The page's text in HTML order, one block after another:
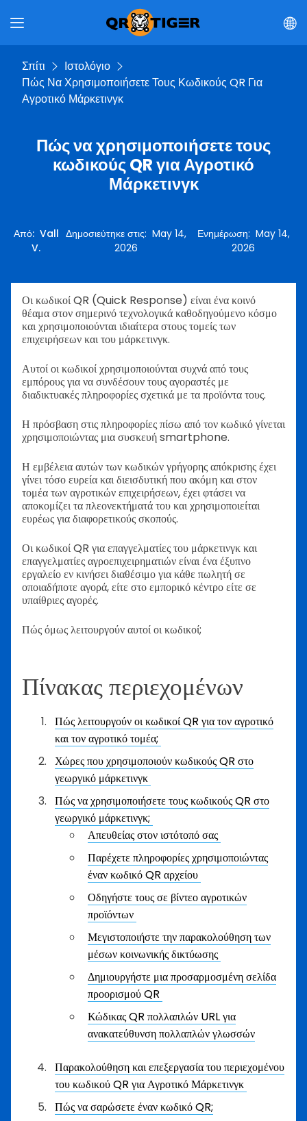
Σπίτι
Ιστολόγιο
Πώς Να Χρησιμοποιήσετε Τους Κωδικούς QR Για
Αγροτικό Μάρκετινγκ
Πώς να χρησιμοποιήσετε τους
κωδικούς QR για Αγροτικό
Μάρκετινγκ
Από: Vall
V.
Δημοσιεύτηκε στις:May 14,
2026
Ενημέρωση: May 14,
2026
Οι κωδικοί QR (Quick Response) είναι ένα κοινό
θέαμα στον σημερινό τεχνολογικά καθοδηγούμενο κόσμο
και χρησιμοποιούνται ιδιαίτερα στους τομείς των
επιχειρήσεων και του μάρκετινγκ.
Αυτοί οι κωδικοί χρησιμοποιούνται συχνά από τους
εμπόρους για να συνδέσουν τους αγοραστές με
διαδικτυακές πληροφορίες σχετικά με τα προϊόντα τους.
Η πρόσβαση στις πληροφορίες πίσω από τον κωδικό γίνεται
χρησιμοποιώντας μια συσκευή smartphone.
Η εμβέλεια αυτών των κωδικών γρήγορης απόκρισης έχει
γίνει τόσο ευρεία και διεισδυτική που ακόμη και στον
τομέα των αγροτικών επιχειρήσεων, έχει φτάσει να
αποκομίζει τα πλεονεκτήματά του και χρησιμοποιείται
ευρέως για διαφορετικούς σκοπούς.
Οι κωδικοί QR για επαγγελματίες του μάρκετινγκ και
επαγγελματίες αγροεπιχειρηματιών είναι ένα έξυπνο
εργαλείο εν κινήσει διαθέσιμο για κάθε πωλητή σε
οποιαδήποτε αγορά, είτε στο εμπορικό κέντρο είτε σε
υπαίθριες αγορές.
Πώς όμως λειτουργούν αυτοί οι κωδικοί;
Πίνακας περιεχομένων
Πώς λειτουργούν οι κωδικοί QR για τον αγροτικό
και τον αγροτικό τομέα;
Χώρες που χρησιμοποιούν κωδικούς QR στο
γεωργικό μάρκετινγκ
Πώς να χρησιμοποιήσετε τους κωδικούς QR στο
γεωργικό μάρκετινγκ;
Απευθείας στον ιστότοπό σας
Παρέχετε πληροφορίες χρησιμοποιώντας
έναν κωδικό QR αρχείου
Οδηγήστε τους σε βίντεο αγροτικών
προϊόντων
Μεγιστοποιήστε την παρακολούθηση των
μέσων κοινωνικής δικτύωσης
Δημιουργήστε μια προσαρμοσμένη σελίδα
προορισμού QR
Κώδικας QR πολλαπλών URL για
ανακατεύθυνση πολλαπλών γλωσσών
Παρακολούθηση και επεξεργασία του περιεχομένου
του κωδικού QR για Αγροτικό Μάρκετινγκ
Πώς να σαρώσετε έναν κωδικό QR;